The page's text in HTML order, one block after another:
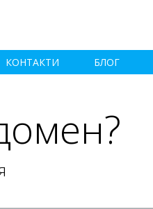
КОНТАКТИ БЛОГ